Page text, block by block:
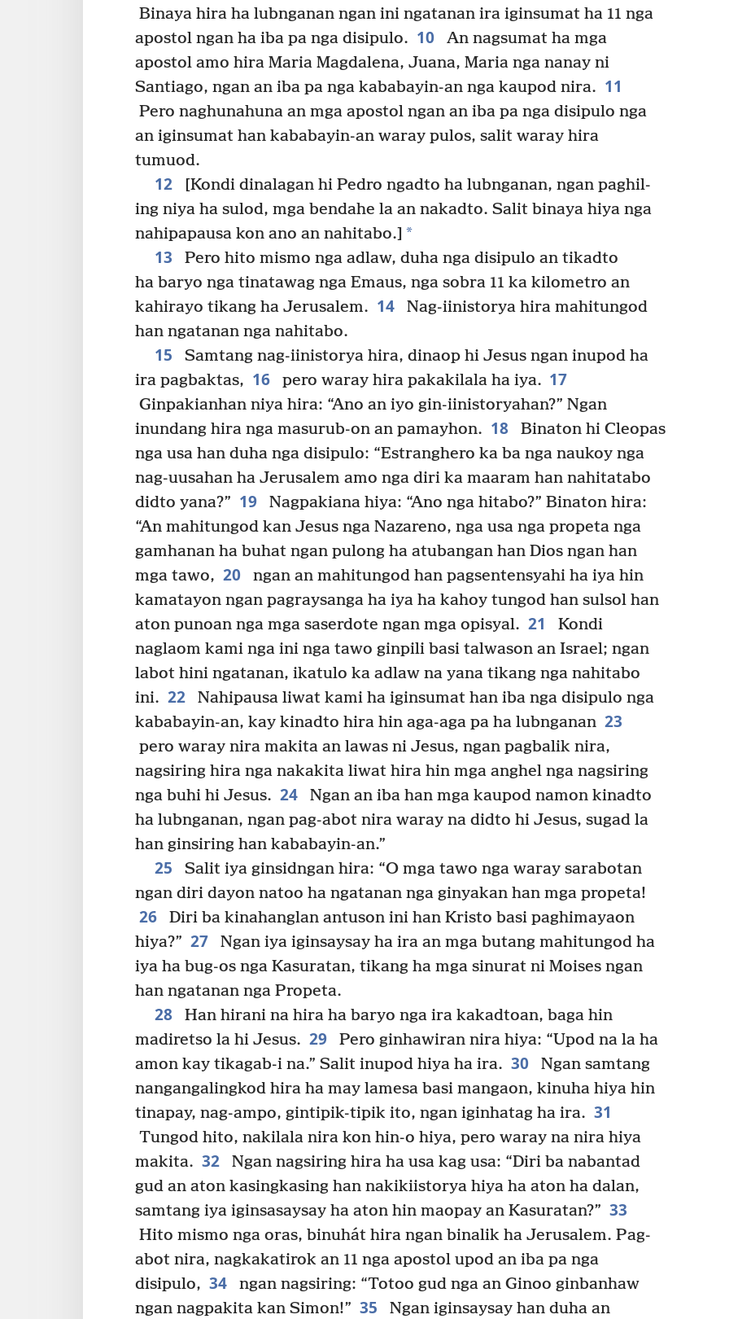
Binaya hira ha lubnganan ngan ini ngatanan ira iginsumat ha 11 nga
apostol ngan ha iba pa nga disipulo. 10
An nagsumat ha mga
apostol amo hira Maria Magdalena, Juana, Maria nga nanay ni
Santiago, ngan an iba pa nga kababayin-an nga kaupod nira. 11
Pero naghunahuna an mga apostol ngan an iba pa nga disipulo nga
an iginsumat han kababayin-an waray pulos, salit waray hira
tumuod.
12
[Kondi dinalagan hi Pedro ngadto ha lubnganan, ngan paghil-
ing niya ha sulod, mga bendahe la an nakadto. Salit binaya hiya nga
nahipapausa kon ano an nahitabo.] *
13
Pero hito mismo nga adlaw, duha nga disipulo an tikadto
ha baryo nga tinatawag nga Emaus, nga sobra 11 ka kilometro an
kahirayo tikang ha Jerusalem. 14
Nag-iinistorya hira mahitungod
han ngatanan nga nahitabo.
15
Samtang nag-iinistorya hira, dinaop hi Jesus ngan inupod ha
ira pagbaktas, 16 pero waray hira pakakilala ha iya. 17
Ginpakianhan niya hira: “Ano an iyo gin-iinistoryahan?” Ngan
inundang hira nga masurub-on an pamayhon. 18
Binaton hi Cleopas
nga usa han duha nga disipulo: “Estranghero ka ba nga naukoy nga
nag-uusahan ha Jerusalem amo nga diri ka maaram han nahitatabo
didto yana?” 19
Nagpakiana hiya: “Ano nga hitabo?” Binaton hira:
“An mahitungod kan Jesus nga Nazareno, nga usa nga propeta nga
gamhanan ha buhat ngan pulong ha atubangan han Dios ngan han
mga tawo, 20
ngan an mahitungod han pagsentensyahi ha iya hin
kamatayon ngan pagraysanga ha iya ha kahoy tungod han sulsol han
aton punoan nga mga saserdote ngan mga opisyal. 21
Kondi
naglaom kami nga ini nga tawo ginpili basi talwason an Israel; ngan
labot hini ngatanan, ikatulo ka adlaw na yana tikang nga nahitabo
ini. 22
Nahipausa liwat kami ha iginsumat han iba nga disipulo nga
kababayin-an, kay kinadto hira hin aga-aga pa ha lubnganan 23
pero waray nira makita an lawas ni Jesus, ngan pagbalik nira,
nagsiring hira nga nakakita liwat hira hin mga anghel nga nagsiring
nga buhi hi Jesus. 24
Ngan an iba han mga kaupod namon kinadto
ha lubnganan, ngan pag-abot nira waray na didto hi Jesus, sugad la
han ginsiring han kababayin-an.”
25
Salit iya ginsidngan hira: “O mga tawo nga waray sarabotan
ngan diri dayon natoo ha ngatanan nga ginyakan han mga propeta!
26
Diri ba kinahanglan antuson ini han Kristo basi paghimayaon
hiya?” 27
Ngan iya iginsaysay ha ira an mga butang mahitungod ha
iya ha bug-os nga Kasuratan, tikang ha mga sinurat ni Moises ngan
han ngatanan nga Propeta.
28
Han hirani na hira ha baryo nga ira kakadtoan, baga hin
madiretso la hi Jesus. 29
Pero ginhawiran nira hiya: “Upod na la ha
amon kay tikagab-i na.” Salit inupod hiya ha ira. 30
Ngan samtang
nangangalingkod hira ha may lamesa basi mangaon, kinuha hiya hin
tinapay, nag-ampo, gintipik-tipik ito, ngan iginhatag ha ira. 31
Tungod hito, nakilala nira kon hin-o hiya, pero waray na nira hiya
makita. 32
Ngan nagsiring hira ha usa kag usa: “Diri ba nabantad
gud an aton kasingkasing han nakikiistorya hiya ha aton ha dalan,
samtang iya iginsasaysay ha aton hin maopay an Kasuratan?” 33
Hito mismo nga oras, binuhát hira ngan binalik ha Jerusalem. Pag-
abot nira, nagkakatirok an 11 nga apostol upod an iba pa nga
disipulo, 34
ngan nagsiring: “Totoo gud nga an Ginoo ginbanhaw
ngan nagpakita kan Simon!” 35
Ngan iginsaysay han duha an